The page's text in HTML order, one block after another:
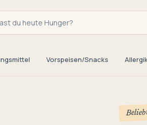
du heute Hunger?
Vorspeisen/Snacks